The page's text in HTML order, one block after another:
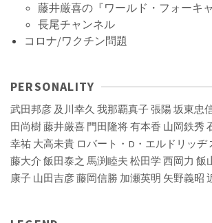
藤井厳喜の『ワールド・フォーキャ
長尾チャンネル
コロナ/ワクチン問題
PERSONALITY
武田邦彦 及川幸久 我那覇真子張陽坂東忠
田尚樹藤井厳喜 門田隆将有本香 山岡鉄秀
幸祐 大高未貴 ロバート・D・エルドリッヂ
藤大介 飯田泰之 馬渕睦夫 松田学 西岡力 飯
康子 山田吉彦藤岡信勝 加瀬英明 矢野義昭